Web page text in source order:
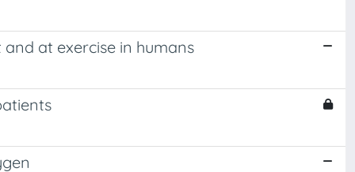
at exercise in humans